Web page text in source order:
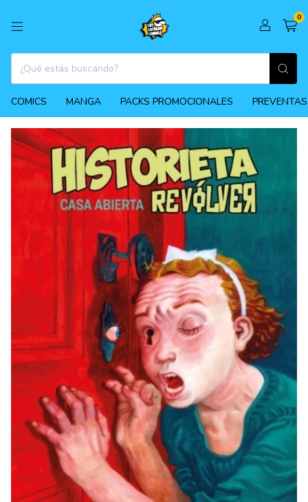
0
COMICS MANGA PACKS PROMOCIONALES PREVENTAS